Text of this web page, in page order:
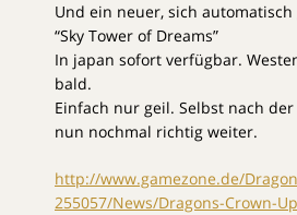
Und ein neuer, sich
“Sky Tower of Dreams”
In japan sofort verfügbar.
bald.
Einfach nur geil. Selbst nach
nun nochmal richtig weiter.
http://www.gamezone.de/
255057/News/Dragons-Crown-